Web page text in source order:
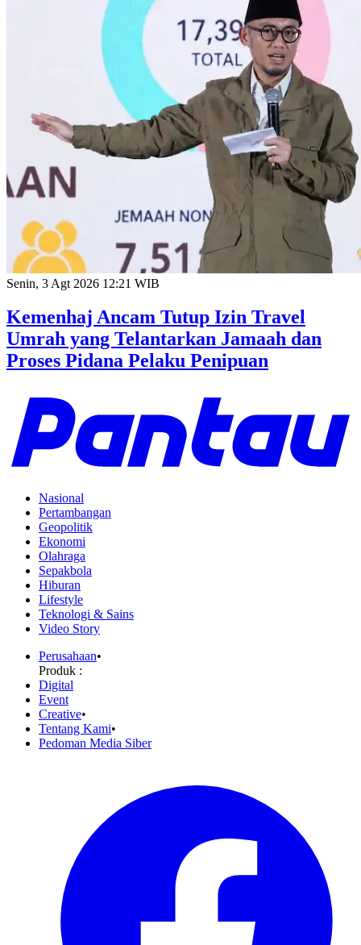
Senin, 3 Agt 2026 12:21 WIB
Kemenhaj Ancam Tutup Izin Travel
Umrah yang Telantarkan Jamaah dan
Proses Pidana Pelaku Penipuan
Nasional
Pertambangan
Geopolitik
Ekonomi
Olahraga
Sepakbola
Hiburan
Lifestyle
Teknologi & Sains
Video Story
Perusahaan•
Produk :
Digital
Event
Creative•
Tentang Kami•
Pedoman Media Siber